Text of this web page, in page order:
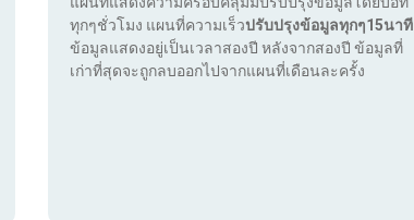
ทุกๆชั่วโมง แผนที่ความเร็วปรับปรุงข้อมูลทุกๆ15นาที
ข้อมูลแสดงอยู่เป็นเวลาสองปี หลังจากสองปี ข้อมูลที่
เก่าที่สุดจะถูกลบออกไปจากแผนที่เดือนละครั้ง